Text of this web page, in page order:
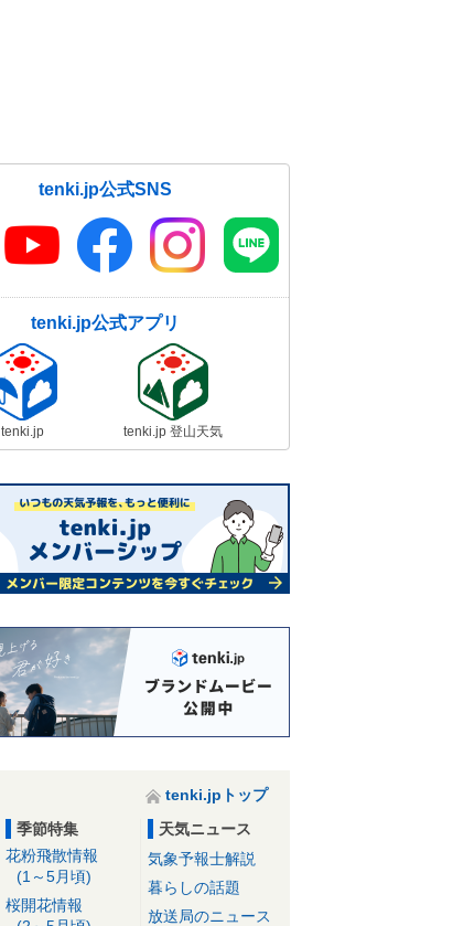
tenki.jp公式SNS
tenki.jp公式アプリ
tenki.jp tenki.jp 登山天気
tenki.jpトップ
季節特集
花粉飛散情報
(1～5月頃)
桜開花情報
天気ニュース
気象予報士解説
暮らしの話題
放送局のニュース